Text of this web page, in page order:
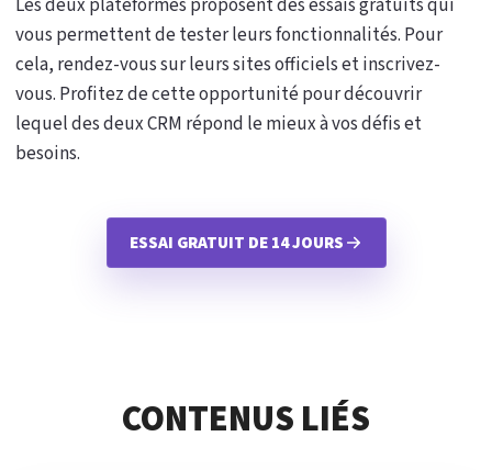
Les deux plateformes proposent des essais gratuits qui
vous permettent de tester leurs fonctionnalités. Pour
cela, rendez-vous sur leurs sites officiels et inscrivez-
vous. Profitez de cette opportunité pour découvrir
lequel des deux CRM répond le mieux à vos défis et
besoins.
ESSAI GRATUIT DE 14 JOURS
CONTENUS LIÉS